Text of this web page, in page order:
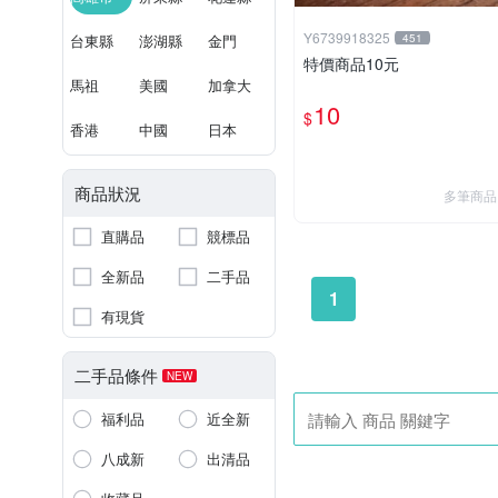
台東縣 澎湖縣 金門
馬祖 美國 加拿大
香港 中國 日本
商品狀況
直購品
競標品
全新品
二手品
有現貨
二手品條件 NEW
福利品
近全新
八成新
出清品
Y6739918325 451
特價商品10元
$10
多筆商品
1